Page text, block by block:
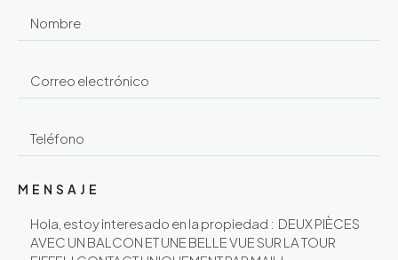
MENSAJE